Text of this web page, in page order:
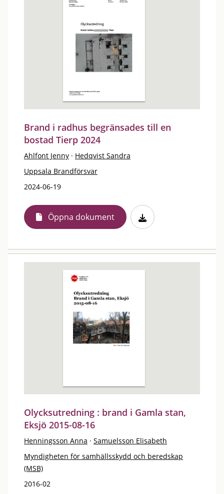
Brand i radhus begränsades till en
bostad Tierp 2024
Ahlfont Jenny · Hedqvist Sandra
Uppsala Brandförsvar
2024-06-19
Öppna dokument
Olycksutredning : brand i Gamla stan,
Eksjö 2015-08-16
Henningsson Anna · Samuelsson Elisabeth
Myndigheten för samhällsskydd och beredskap
(MSB)
2016-02